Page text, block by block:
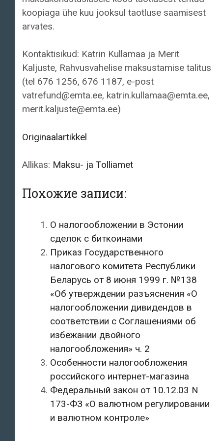
koopiaga ühe kuu jooksul taotluse saamisest
arvates.
Kontaktisikud: Katrin Kullamaa ja Merit
Kaljuste, Rahvusvahelise maksustamise talitus
(tel 676 1256, 676 1187, e-post
vatrefund@emta.ee, katrin.kullamaa@emta.ee,
merit.kaljuste@emta.ee)
Originaalartikkel
Allikas: Maksu- ja Tolliamet
Похожие записи:
О налогообложении в Эстонии
сделок с биткоинами
Приказ Государственного
налогового комитета Республики
Беларусь от 8 июня 1999 г. №138
«Об утверждении разъяснения «О
налогообложении дивидендов в
соответствии с Соглашениями об
избежании двойного
налогообложения» ч. 2
Особенности налогообложения
российского интернет-магазина
Федеральный закон от 10.12.03 N
173-ФЗ «О валютном регулировании
и валютном контроле»